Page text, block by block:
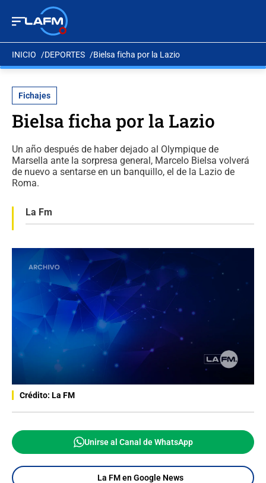
INICIO DEPORTES Bielsa ficha por la Lazio
Fichajes
Bielsa ficha por la Lazio
Un año después de haber dejado al Olympique de
Marsella ante la sorpresa general, Marcelo Bielsa volverá
de nuevo a sentarse en un banquillo, el de la Lazio de
Roma.
La Fm
Crédito: La FM
Unirse al Canal de WhatsApp
La FM en Google News